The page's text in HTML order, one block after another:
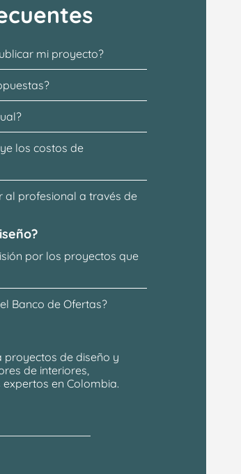
mi proyecto?
los costos de
al profesional a través de
por los proyectos que
Banco de Ofertas?
proyectos de diseño y
de interiores,
en Colombia.